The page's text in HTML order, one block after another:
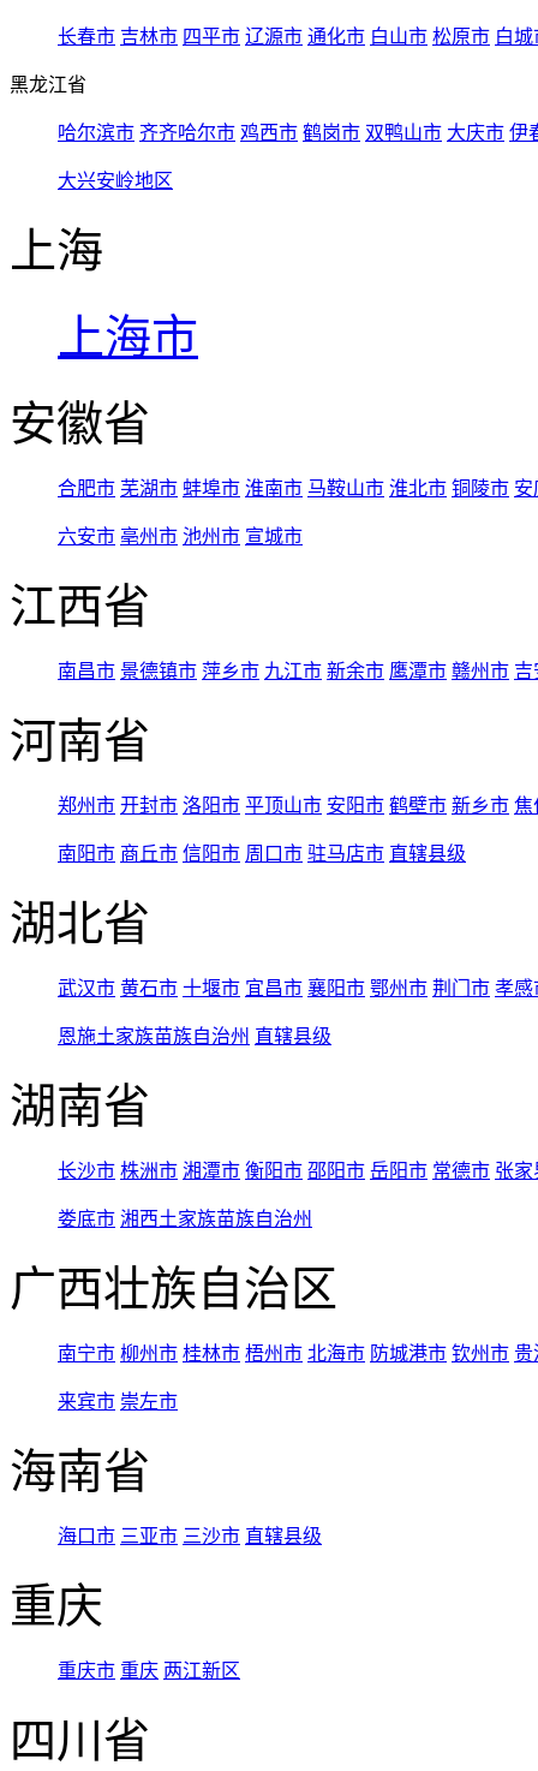
长春市 吉林市 四平市 辽源市 通化市 白山市 松原市 白城
黑龙江省
哈尔滨市 齐齐哈尔市 鸡西市 鹤岗市 双鸭山市 大庆市 伊
大兴安岭地区
上海
上海市
安徽省
合肥市 芜湖市 蚌埠市 淮南市 马鞍山市 淮北市 铜陵市 安
六安市 亳州市 池州市 宣城市
江西省
南昌市 景德镇市 萍乡市 九江市 新余市 鹰潭市 赣州市 吉
河南省
郑州市 开封市 洛阳市 平顶山市 安阳市 鹤壁市 新乡市 焦
南阳市 商丘市 信阳市 周口市 驻马店市 直辖县级
湖北省
武汉市 黄石市 十堰市 宜昌市 襄阳市 鄂州市 荆门市 孝感
恩施土家族苗族自治州 直辖县级
湖南省
长沙市 株洲市 湘潭市 衡阳市 邵阳市 岳阳市 常德市 张家
娄底市 湘西土家族苗族自治州
广西壮族自治区
南宁市 柳州市 桂林市 梧州市 北海市 防城港市 钦州市 贵
来宾市 崇左市
海南省
海口市 三亚市 三沙市 直辖县级
重庆
重庆市 重庆 两江新区
四川省